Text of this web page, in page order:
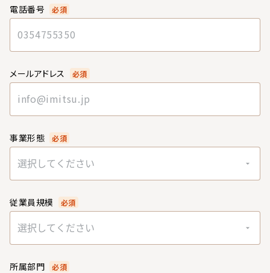
電話番号 必須
メールアドレス 必須
事業形態 必須
選択してください
従業員規模 必須
選択してください
所属部門 必須